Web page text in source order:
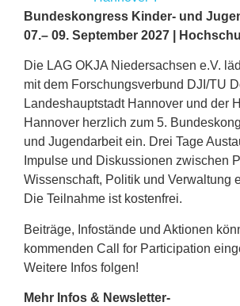
Bundeskongress Kinder- und
07.– 09. September 2027 |
Die LAG OKJA Niedersachsen e.V.
mit dem Forschungsverbund DJI/TU
Landeshauptstadt Hannover und der
Hannover herzlich zum 5.
und Jugendarbeit ein. Drei Tage
Impulse und Diskussionen zwischen
Wissenschaft, Politik und Verwaltung
Die Teilnahme ist kostenfrei.
Beiträge, Infostände und Aktionen
kommenden Call for Participation
Weitere Infos folgen!
Mehr Infos & Newsletter-